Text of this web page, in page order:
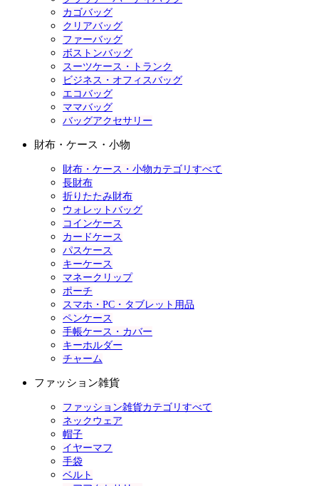
カゴバッグ
クリアバッグ
ファーバッグ
ボストンバッグ
スーツケース・トランク
ビジネス・オフィスバッグ
エコバッグ
ママバッグ
バッグアクセサリー
財布・ケース・小物
財布・ケース・小物カテゴリすべて
長財布
折りたたみ財布
ウォレットバッグ
コインケース
カードケース
パスケース
キーケース
マネークリップ
ポーチ
スマホ・PC・タブレット用品
ペンケース
手帳ケース・カバー
キーホルダー
チャーム
ファッション雑貨
ファッション雑貨カテゴリすべて
ネックウェア
帽子
イヤーマフ
手袋
ベルト